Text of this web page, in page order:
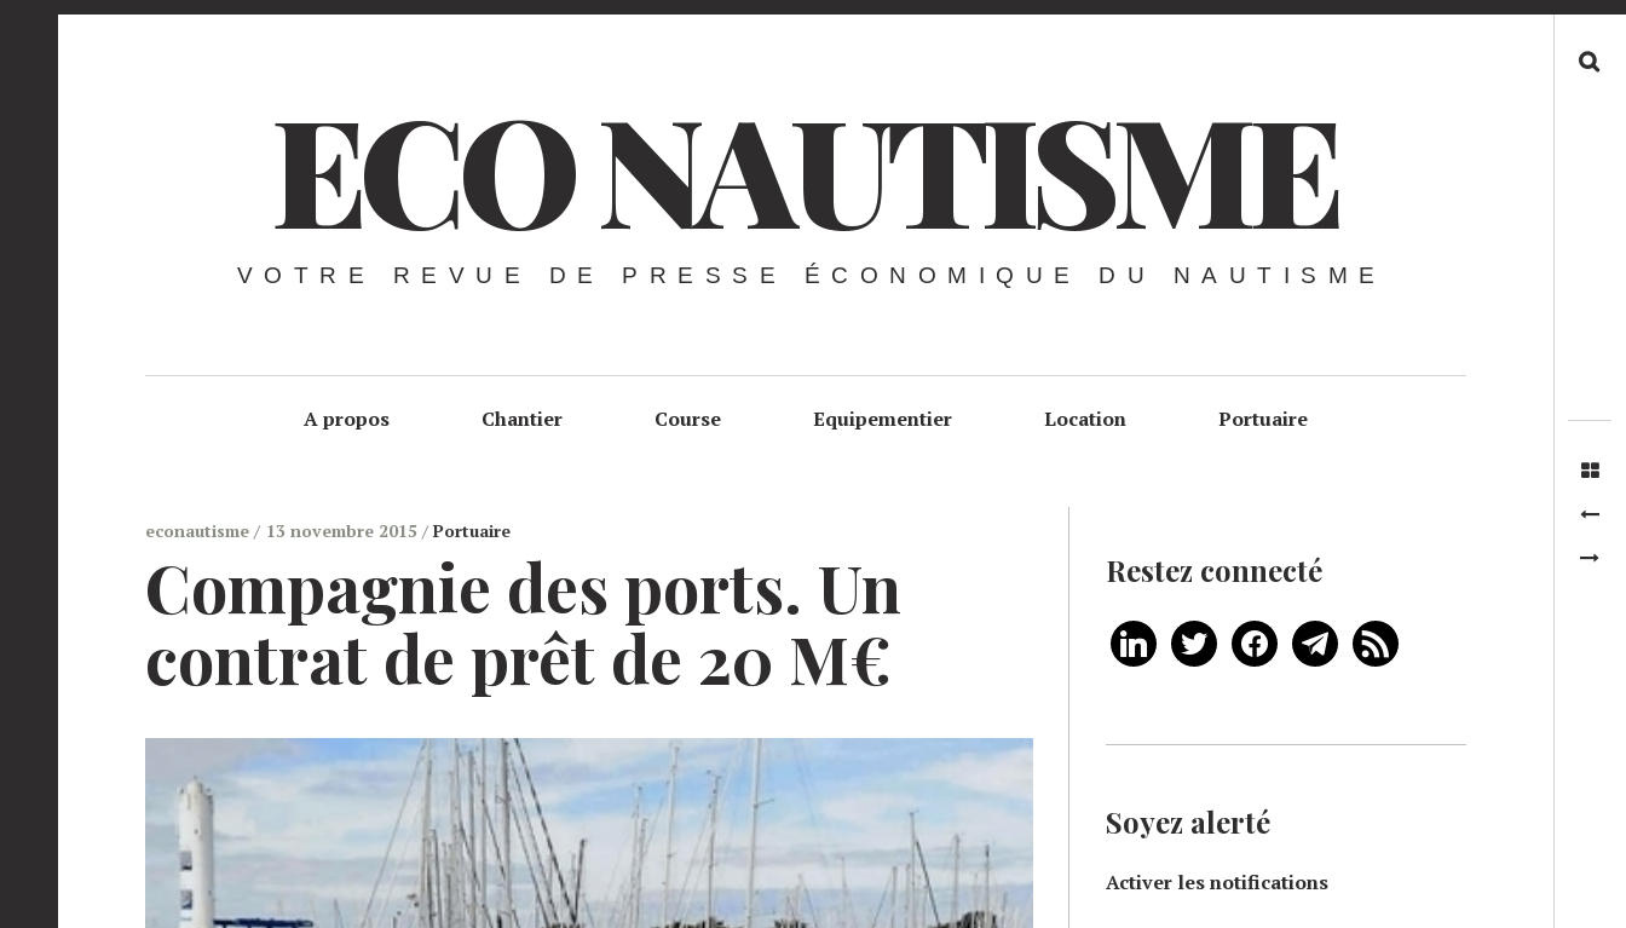
ECO NAUTISME
VOTRE REVUE DE PRESSE ÉCONOMIQUE DU NAUTISME
A propos Chantier Course Equipementier Location Portuaire
econautisme 13 novembre 2015 Portuaire
Compagnie des ports. Un
contrat de prêt de 20 M€
Restez connecté
Soyez alerté
Activer les notifications